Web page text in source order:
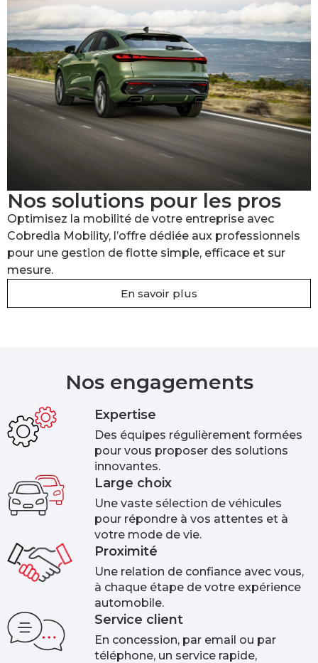
Nos solutions pour les pros
Optimisez la mobilité de votre entreprise avec
Cobredia Mobility, l’offre dédiée aux professionnels
pour une gestion de flotte simple, efficace et sur
mesure.
En savoir plus
Nos engagements
Expertise
Des équipes régulièrement formées
pour vous proposer des solutions
innovantes.
Large choix
Une vaste sélection de véhicules
pour répondre à vos attentes et à
votre mode de vie.
Proximité
Une relation de confiance avec vous,
à chaque étape de votre expérience
automobile.
Service client
En concession, par email ou par
téléphone, un service rapide,